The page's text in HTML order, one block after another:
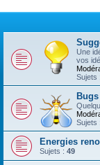
Une
vos
Sujets :
Bugs
Sujets :
Energies
Sujets : 49